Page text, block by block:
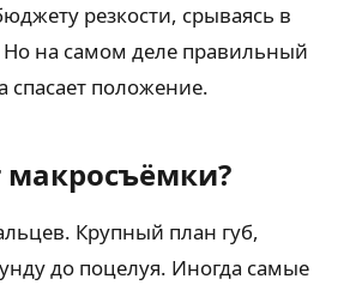
резкости, срываясь в
на самом деле правильный
спасает положение.
макросъёмки?
Крупный план губ,
до поцелуя. Иногда самые